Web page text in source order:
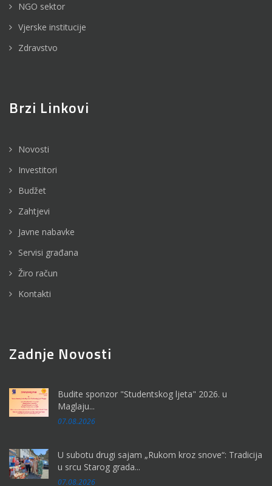
NGO sektor
Vjerske institucije
Zdravstvo
Brzi Linkovi
Novosti
Investitori
Budžet
Zahtjevi
Javne nabavke
Servisi građana
Žiro račun
Kontakti
Zadnje Novosti
Budite sponzor "Studentskog ljeta" 2026. u
Maglaju...
07.08.2026
U subotu drugi sajam „Rukom kroz snove“: Tradicija
u srcu Starog grada...
07.08.2026